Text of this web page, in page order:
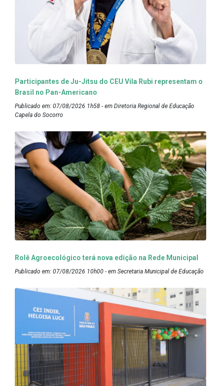
Participantes de Ju-Jitsu do CEU Vila Rubi representam o
Brasil no Pan-Americano
Publicado em: 07/08/2026 1h58 - em Diretoria Regional de Educação
Capela do Socorro
Rolê Agroecológico terá nova edição na Rede Municipal
Publicado em: 07/08/2026 10h00 - em Secretaria Municipal de Educação